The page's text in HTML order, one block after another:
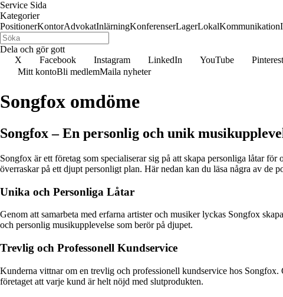
Service Sida
Kategorier
PositionerKontorAdvokatInlärningKonferenserLagerLokalKommunikation
Dela och gör gott
X
Facebook Instagram LinkedIn YouTube Pinterest
Mitt kontoBli medlemMaila nyheter
Songfox omdöme
Songfox – En personlig och unik
Songfox är ett företag som specialiserar sig på att skapa personliga låtar
överraskar på ett djupt personligt plan. Här nedan kan du läsa några av de
Unika och Personliga Låtar
Genom att samarbeta med erfarna artister och musiker lyckas Songfox
och personlig musikupplevelse som berör på djupet.
Trevlig och Professonell Kundservice
Kunderna vittnar om en trevlig och professionell kundservice hos
företaget att varje kund är helt nöjd med slutprodukten.